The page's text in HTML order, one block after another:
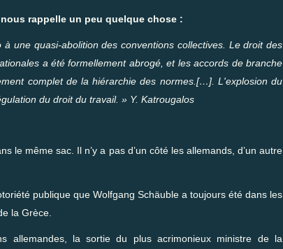
rappelle un peu quelque chose :
une quasi-abolition des conventions collectives. Le droit des
a été formellement abrogé, et les accords de branche
complet de la hiérarchie des normes.[…]. L'explosion du
du droit du travail. » Y. Katrougalos
le même sac. Il n’y a pas d’un côté les allemands, d’un autre
publique que Wolfgang Schäuble a toujours été dans les
la Grèce.
allemandes, la sortie du plus acrimonieux ministre de la